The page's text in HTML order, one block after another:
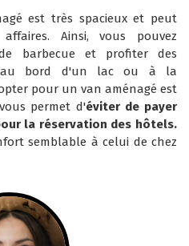
est très spacieux et peut
Ainsi, vous pouvez
barbecue et profiter des
au bord d'un lac ou à la
pour un van aménagé est
permet d'éviter de payer
la réservation des hôtels.
semblable à celui de chez